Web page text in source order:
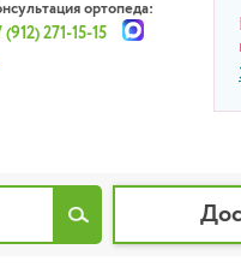
ортопеда:
(912) 271-15-15